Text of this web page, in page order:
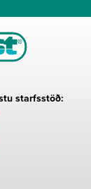
starfsstöð: